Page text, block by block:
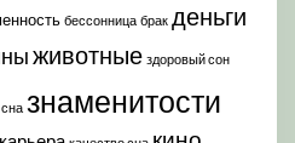
бессонница брак деньги
животные здоровый сон
знаменитости